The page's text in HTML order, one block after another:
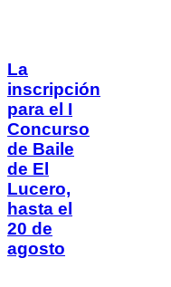
La
inscripción
para el I
Concurso
de Baile
de El
Lucero,
hasta el
20 de
agosto